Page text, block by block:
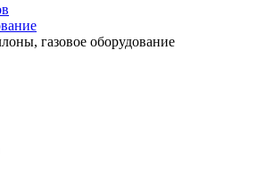
газовое оборудование